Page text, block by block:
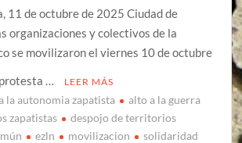
11 de octubre de 2025 Ciudad de
organizaciones y colectivos de la
se movilizaron el viernes 10 de octubre
…
LEER MÁS
la autonomia zapatista
alto a la guerra
zapatistas
despojo de territorios
ezln movilizacion
solidaridad